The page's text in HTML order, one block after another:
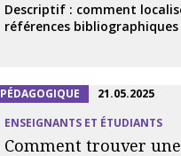
Descriptif : comment
références bibliographiques
PÉDAGOGIQUE
21.05.2025
ENSEIGNANTS ET ÉTUDIANTS
Comment trouver